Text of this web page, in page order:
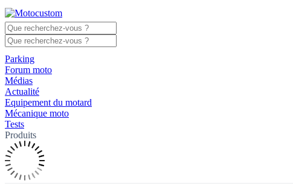
Parking
Forum moto
Médias
Actualité
Equipement du motard
Mécanique moto
Tests
Produits